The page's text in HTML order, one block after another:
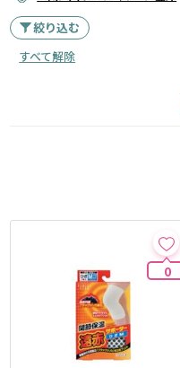
絞り込む
すべて解除
0